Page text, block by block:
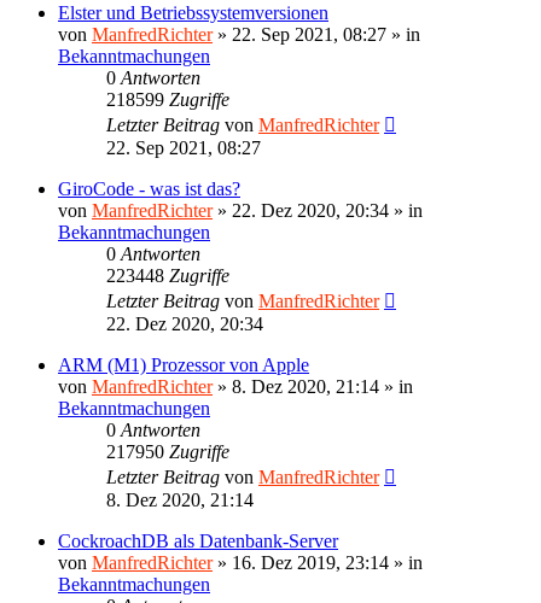
Elster und Betriebssystemversionen
von ManfredRichter» 22. Sep 2021, 08:27 » in
Bekanntmachungen
0 Antworten
218599 Zugriffe
Letzter Beitrag von ManfredRichter
22. Sep 2021, 08:27
GiroCode - was ist das?
von ManfredRichter» 22. Dez 2020, 20:34 » in
Bekanntmachungen
0 Antworten
223448 Zugriffe
Letzter Beitrag von ManfredRichter
22. Dez 2020, 20:34
ARM (M1) Prozessor von Apple
von ManfredRichter» 8. Dez 2020, 21:14 » in
Bekanntmachungen
0 Antworten
217950 Zugriffe
Letzter Beitrag von ManfredRichter
8. Dez 2020, 21:14
CockroachDB als Datenbank-Server
von ManfredRichter» 16. Dez 2019, 23:14 » in
Bekanntmachungen